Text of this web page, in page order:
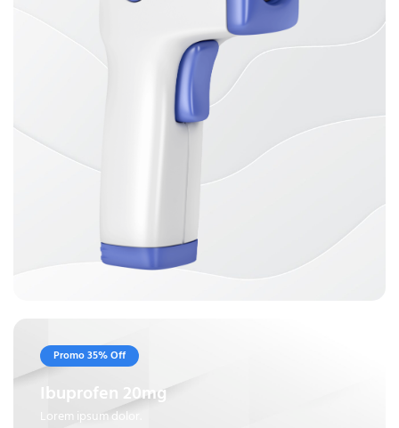
Promo 35% Off
Ibuprofen 20mg
Lorem ipsum dolor.